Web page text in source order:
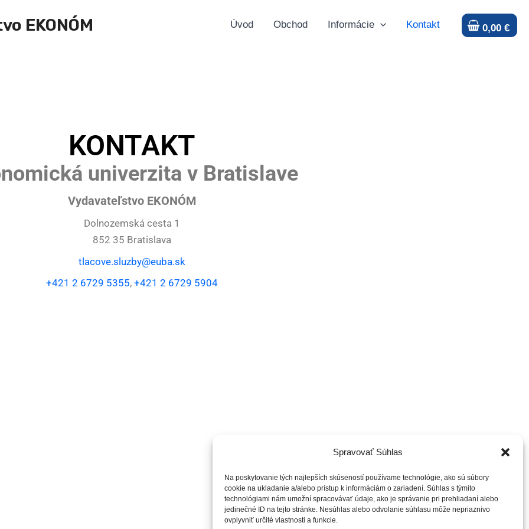
Spravovať Súhlas
Na poskytovanie tých najlepších skúseností používame technológie, ako sú súbory
cookie na ukladanie a/alebo prístup k informáciám o zariadení. Súhlas s týmito
technológiami nám umožní spracovávať údaje, ako je správanie pri prehliadaní alebo
jedinečné ID na tejto stránke. Nesúhlas alebo odvolanie súhlasu môže nepriaznivo
ovplyvniť určité vlastnosti a funkcie.
EKONÓM Úvod Obchod Informácie Kontakt 0,00€
KONTAKT
univerzita v Bratislave
Vydavateľstvo EKONÓM
Dolnozemská cesta 1
852 35 Bratislava
tlacove.sluzby@euba.sk
+421 2 6729 5355,+421 2 6729 5904